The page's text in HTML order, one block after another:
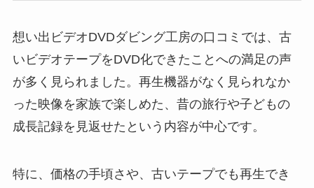
想い出ビデオDVDダビング工房の口コミでは、古
いビデオテープをDVD化できたことへの満足の声
が多く見られました。再生機器がなく見られなか
った映像を家族で楽しめた、昔の旅行や子どもの
成長記録を見返せたという内容が中心です。
特に、価格の手頃さや、古いテープでも再生でき